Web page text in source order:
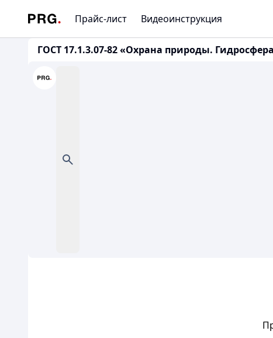
Прайс-лист Видеоинструкция
ГОСТ 17.1.3.07-82 «Охрана природы.